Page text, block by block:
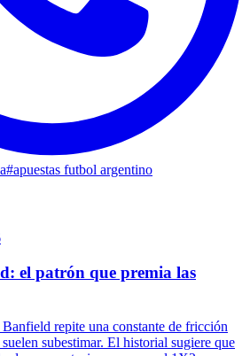
#apuestas futbol argentino
el patrón que premia las
repite una constante de fricción
suelen subestimar. El historial sugiere que